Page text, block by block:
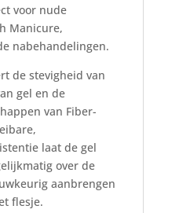
voor nude
Manicure,
nabehandelingen.
de stevigheid van
gel en de
van Fiber-
laat de gel
over de
aanbrengen
flesje.